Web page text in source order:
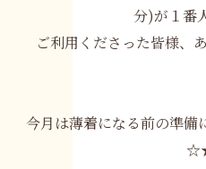
分)が１番
ご利用くださった皆様、
今月は薄着になる前の準備